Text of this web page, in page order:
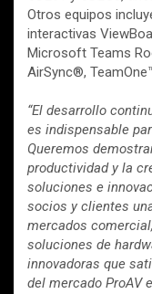
Otros equipos
interactivas
Microsoft Teams
AirSync®,
“El desarrollo
es indispensable
Queremos
productividad y la
soluciones e
socios y clientes
mercados
soluciones de
innovadoras que
del mercado ProAV